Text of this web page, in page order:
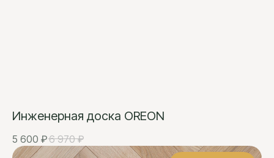
Инженерная доска OREON
5 600 ₽6 970 ₽